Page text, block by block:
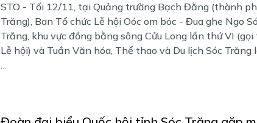
STO - ​​​​​​​Tối 12/11, tại Quảng trường Bạch Đằng (thành
Trăng), Ban Tổ chức Lễ hội Oóc om bóc - Đua ghe Ngo
Trăng, khu vực đồng bằng sông Cửu Long lần thứ VI
Lễ hội) và Tuần Văn hóa, Thể thao và Du lịch Sóc Trăng
...